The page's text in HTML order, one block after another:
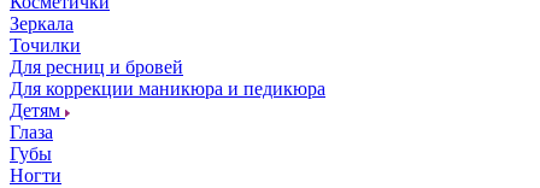
Зеркала
Точилки
Для ресниц и бровей
Для коррекции маникюра и педикюра
Детям
Глаза
Губы
Ногти